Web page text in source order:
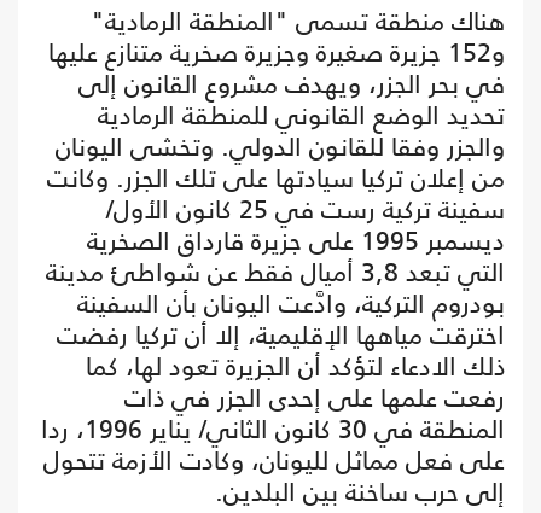
هناك منطقة تسمى "المنطقة الرمادية"
و152 جزيرة صغيرة وجزيرة صخرية متنازع عليها
في بحر الجزر، ويهدف مشروع القانون إلى
تحديد الوضع القانوني للمنطقة الرمادية
والجزر وفقا للقانون الدولي. وتخشى اليونان
من إعلان تركيا سيادتها على تلك الجزر. وكانت
سفينة تركية رست في 25 كانون الأول/
ديسمبر 1995 على جزيرة قارداق الصخرية
التي تبعد 3,8 أميال فقط عن شواطئ مدينة
بودروم التركية، وادَّعت اليونان بأن السفينة
اخترقت مياهها الإقليمية، إلا أن تركيا رفضت
ذلك الادعاء لتؤكد أن الجزيرة تعود لها، كما
رفعت علمها على إحدى الجزر في ذات
المنطقة في 30 كانون الثاني/ يناير 1996، ردا
على فعل مماثل لليونان، وكادت الأزمة تتحول
إلى حرب ساخنة بين البلدين.